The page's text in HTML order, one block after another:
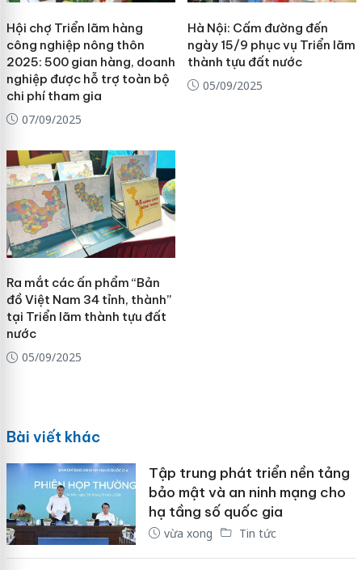
Hội chợ Triển lãm hàng
công nghiệp nông thôn
2025: 500 gian hàng, doanh
nghiệp được hỗ trợ toàn bộ
chi phí tham gia
07/09/2025
Hà Nội: Cấm đường đến
ngày 15/9 phục vụ Triển lãm
thành tựu đất nước
05/09/2025
Ra mắt các ấn phẩm “Bản
đồ Việt Nam 34 tỉnh, thành”
tại Triển lãm thành tựu đất
nước
05/09/2025
Bài viết khác
Tập trung phát triển nền tảng
bảo mật và an ninh mạng cho
hạ tầng số quốc gia
vừa xong Tin tức